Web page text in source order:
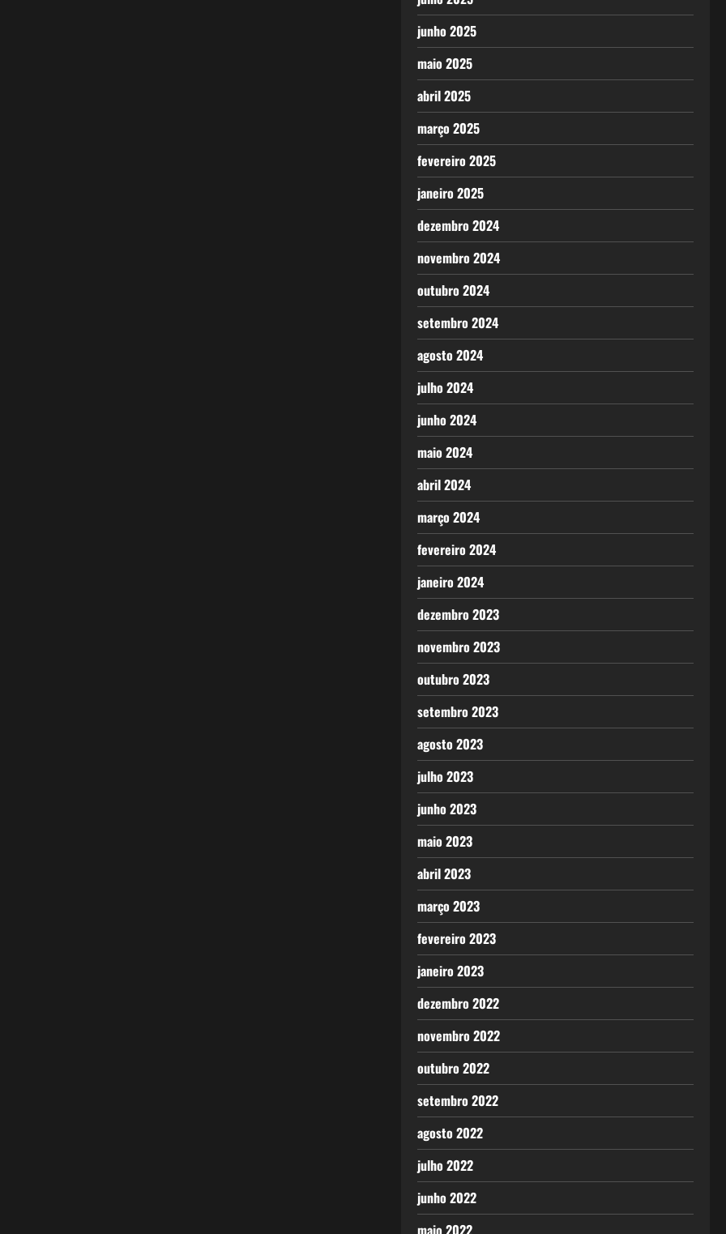
junho 2025
maio 2025
abril 2025
março 2025
fevereiro 2025
janeiro 2025
dezembro 2024
novembro 2024
outubro 2024
setembro 2024
agosto 2024
julho 2024
junho 2024
maio 2024
abril 2024
março 2024
fevereiro 2024
janeiro 2024
dezembro 2023
novembro 2023
outubro 2023
setembro 2023
agosto 2023
julho 2023
junho 2023
maio 2023
abril 2023
março 2023
fevereiro 2023
janeiro 2023
dezembro 2022
novembro 2022
outubro 2022
setembro 2022
agosto 2022
julho 2022
junho 2022
maio 2022